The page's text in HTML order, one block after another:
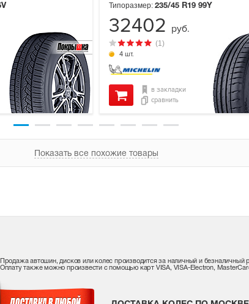
4 шт.
(1)
Типоразмер: 235/45 R19 99Y
в закладки
сравнить
32402 руб.
Показать все похожие товары
Продажа автошин, дисков или колес производится за наличный и безналичный
Оплату также можно произвести с помощью карт VISA, VISA-Electron,